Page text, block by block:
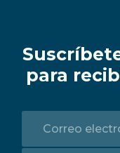
para